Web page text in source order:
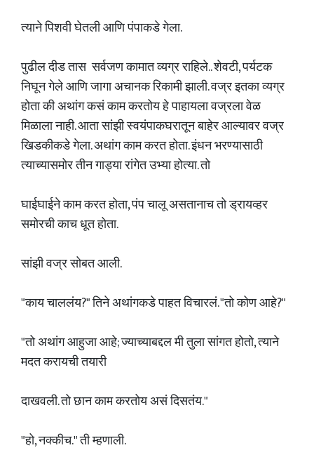
त्याने पिशवी घेतली आणि पंपाकडे गेला.
पुढील दीड तास सर्वजण कामात व्यग्र राहिले.. शेवटी, पर्यटक
निघून गेले आणि जागा अचानक रिकामी झाली. वज्र इतका व्यग्र
होता की अथांग कसं काम करतोय हे पाहायला वज्रला वेळ
मिळाला नाही. आता सांझी स्वयंपाकघरातून बाहेर आल्यावर वज्र
खिडकीकडे गेला. अथांग काम करत होता. इंधन भरण्यासाठी
त्याच्यासमोर तीन गाड्या रांगेत उभ्या होत्या. तो
घाईघाईने काम करत होता, पंप चालू असतानाच तो ड्रायव्हर
समोरची काच धूत होता.
सांझी वज्र सोबत आली.
"काय चाललंय?" तिने अथांगकडे पाहत विचारलं. "तो कोण आहे?"
"तो अथांग आहुजा आहे; ज्याच्याबद्दल मी तुला सांगत होतो, त्याने
मदत करायची तयारी
दाखवली. तो छान काम करतोय असं दिसतंय."
"हो, नक्कीच." ती म्हणाली.